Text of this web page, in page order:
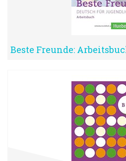
Beste Freunde: